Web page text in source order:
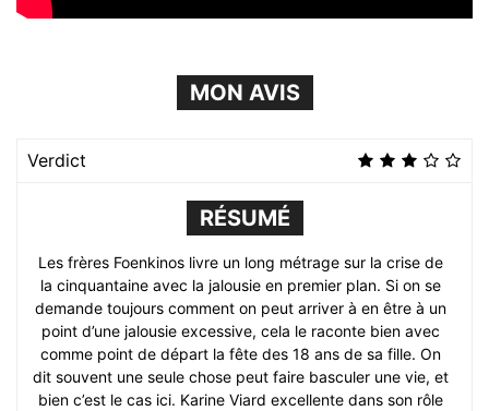
MON AVIS
Verdict
RÉSUMÉ
Les frères Foenkinos livre un long métrage sur la crise de
la cinquantaine avec la jalousie en premier plan. Si on se
demande toujours comment on peut arriver à en être à un
point d’une jalousie excessive, cela le raconte bien avec
comme point de départ la fête des 18 ans de sa fille. On
dit souvent une seule chose peut faire basculer une vie, et
bien c’est le cas ici. Karine Viard excellente dans son rôle